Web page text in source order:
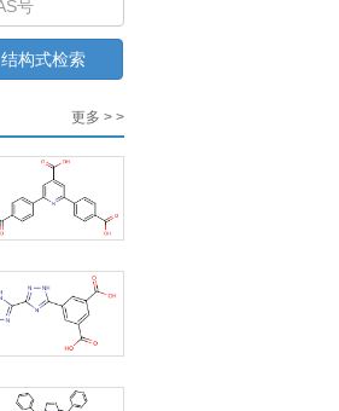
结构式检索
更多 > >